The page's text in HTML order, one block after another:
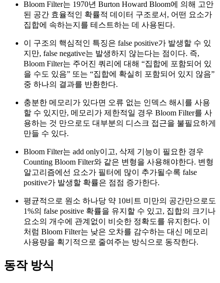
Bloom Filter는 1970년 Burton Howard Bloom에 의해 고안
된 공간 효율적인 확률적 데이터 구조로서, 어떤 요소가
집합에 속하는지를 테스트하는 데 사용된다.
이 구조의 핵심적인 특징은 false positive가 발생할 수 있
지만, false negative는 발생하지 않는다는 점이다. 즉,
Bloom Filter는 주어진 쿼리에 대해 “집합에 포함되어 있
을 수도 있음” 또는 “집합에 확실히 포함되어 있지 않음”
중 하나의 결과를 반환한다.
충분한 메모리가 있다면 오류 없는 인덱스 해시를 사용
할 수 있지만, 메모리가 제한적일 경우 Bloom Filter를 사
용하는 것 만으로도 대부분의 디스크 접근을 불필요하게
만들 수 있다.
Bloom Filter는 add only이고, 삭제 기능이 필요한 경우
Counting Bloom Filter와 같은 변형을 사용해야한다. 변형
알고리즘에선 요소가 필터에 많이 추가될수록 false
positive가 발생할 확률은 점점 증가한다.
평균적으로 원소 하나당 약 10비트 미만의 공간만으로도
1%의 false positive 확률을 유지할 수 있고, 집합의 크기나
요소의 개수에 관계없이 비슷한 정확도를 유지한다. 이
처럼 Bloom Filter는 낮은 오차를 감수하는 대신 메모리
사용량을 획기적으로 줄여주는 방식으로 동작한다.
동작 방식